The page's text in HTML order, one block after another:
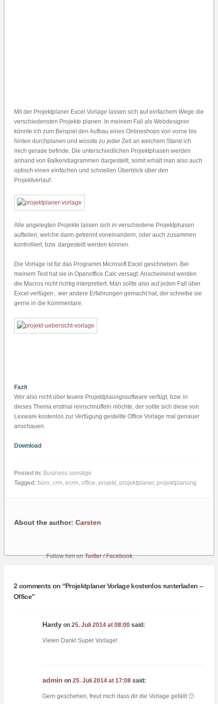
Mit der Projektplaner Excel Vorlage lassen sich auf einfachem Wege die
verschiedensten Projekte planen. In meinem Fall als Webdesigner
könnte ich zum Beispiel den Aufbau eines Onlineshops von vorne bis
hinten durchplanen und wüsste zu jeder Zeit an welchem Stand ich
mich gerade befinde. Die unterschiedlichen Projektphasen werden
anhand von Balkendiagrammen dargestellt, somit erhält man also auch
optisch einen einfachen und schnellen Überblick über den
Projektverlauf.
Alle angelegten Projekte lassen sich in verschiedene Projektphasen
aufteilen, welche dann getrennt voneinandern, oder auch zusammen
kontrolliert, bzw. dargestellt werden können.
Die Vorlage ist für das Programm Microsoft Excel geschrieben. Bei
meinem Test hat sie in Openoffice Calc versagt. Anscheinend werden
die Macros nicht richtig interpretiert. Man sollte also auf jeden Fall über
Excel verfügen.. wer andere Erfahrungen gemacht hat, der schreibe sie
gerne in die Kommentare.
Fazit
Wer also nicht über teuere Projektplaungssoftware verfügt, bzw. in
dieses Thema erstmal reinschnüffeln möchte, der sollte sich diese von
Lexware kostenlos zur Verfügung gestellte Office Vorlage mal genauer
anschauen.
Download
Posted in: Business sonstige
Tagged: büro, crm, ecrm, office, projekt, projektplaner, projektplanung
About the author: Carsten
. Follow him onTwitter/Facebook.
2 comments on “Projektplaner Vorlage kostenlos runterladen –
Office”
Hardyon 25. Juli 2014 at 08:00 said:
Vielen Dank! Super Vorlage!
admin on 25. Juli 2014 at 17:08 said:
Gern geschehen, freut mich dass dir die Vorlage gefällt 🙂